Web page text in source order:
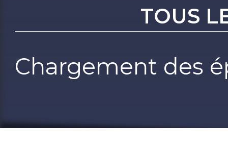
TOUS
Chargement des